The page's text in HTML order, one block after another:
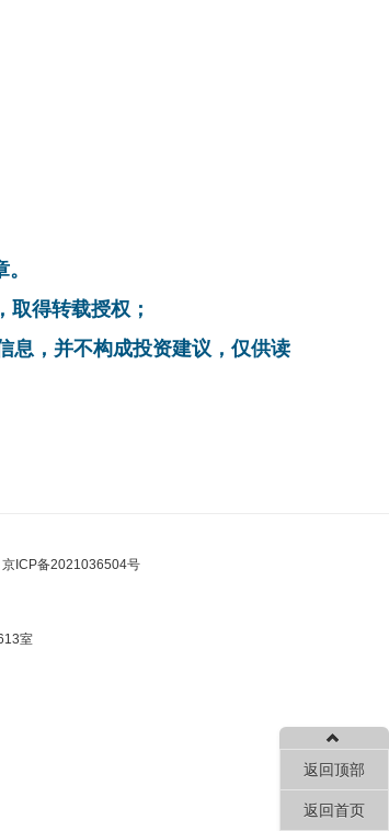
得转载授权；
息，并不构成投资建议，仅供读
返回顶部
返回首页
京ICP备2021036504号
室